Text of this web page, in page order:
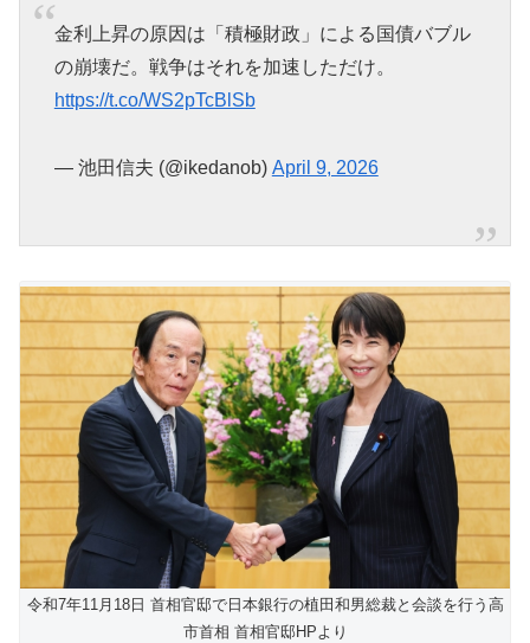
金利上昇の原因は「積極財政」による国債バブル
の崩壊だ。戦争はそれを加速しただけ。
https://t.co/WS2pTcBlSb
— 池田信夫 (@ikedanob) April 9, 2026
令和7年11月18日 首相官邸で日本銀行の植田和男総裁と会談を行う高
市首相 首相官邸HPより